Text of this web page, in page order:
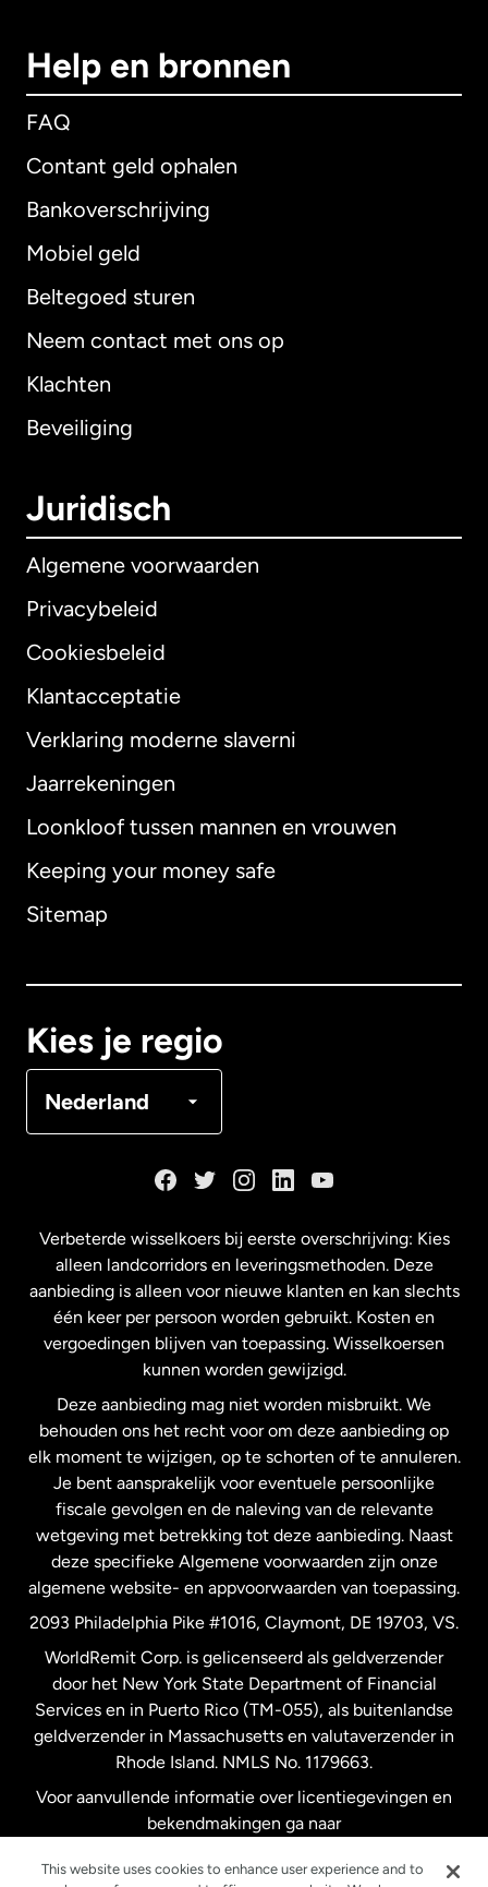
Help en bronnen
FAQ
Contant geld ophalen
Bankoverschrijving
Mobiel geld
Beltegoed sturen
Neem contact met ons op
Klachten
Beveiliging
Juridisch
Algemene voorwaarden
Privacybeleid
Cookiesbeleid
Klantacceptatie
Verklaring moderne slaverni
Jaarrekeningen
Loonkloof tussen mannen en vrouwen
Keeping your money safe
Sitemap
Kies je regio
Nederland
Internationaal English
Australië
Maleisië
Nederland
Nieuw-Zeeland
Spanje
Verenigd Koninkrijk
Verenigde Staten English
Verenigde Staten Español
Zweden
Verbeterde wisselkoers bij eerste overschrijving: Kies
alleen landcorridors en leveringsmethoden. Deze
aanbieding is alleen voor nieuwe klanten en kan slechts
één keer per persoon worden gebruikt. Kosten en
vergoedingen blijven van toepassing. Wisselkoersen
kunnen worden gewijzigd.
Deze aanbieding mag niet worden misbruikt. We
behouden ons het recht voor om deze aanbieding op
elk moment te wijzigen, op te schorten of te annuleren.
Je bent aansprakelijk voor eventuele persoonlijke
fiscale gevolgen en de naleving van de relevante
wetgeving met betrekking tot deze aanbieding. Naast
deze specifieke Algemene voorwaarden zijn onze
algemene website- en appvoorwaarden van toepassing.
2093 Philadelphia Pike #1016, Claymont, DE 19703, VS.
WorldRemit Corp. is gelicenseerd als geldverzender
door het New York State Department of Financial
Services en in Puerto Rico (TM-055), als buitenlandse
geldverzender in Massachusetts en valutaverzender in
Rhode Island. NMLS No. 1179663.
Voor aanvullende informatie over licentiegevingen en
bekendmakingen ga naar
This website uses cookies to enhance user experience and to